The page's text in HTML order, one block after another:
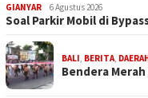
GIANYAR 6 Agustus 2026
Soal Parkir Mobil di
BALI BERITA
Bendera